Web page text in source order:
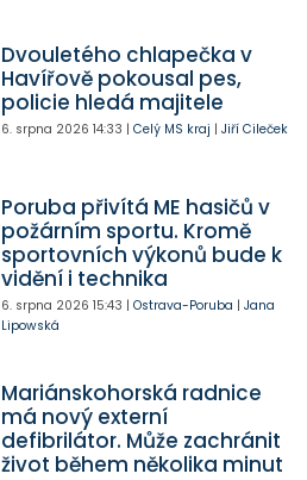
Dvouletého chlapečka v
Havířově pokousal pes,
policie hledá majitele
6. srpna 2026 14:33 | Celý MS kraj | Jiří Cileček
Poruba přivítá ME hasičů v
požárním sportu. Kromě
sportovních výkonů bude k
vidění i technika
6. srpna 2026 15:43 | Ostrava-Poruba | Jana
Lipowská
Mariánskohorská radnice
má nový externí
defibrilátor. Může zachránit
život během několika minut